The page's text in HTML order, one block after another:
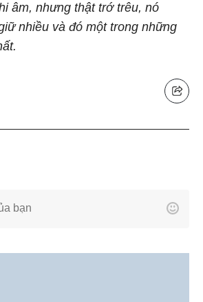
âm, nhưng thật trớ trêu, nó
nhiều và đó một trong những